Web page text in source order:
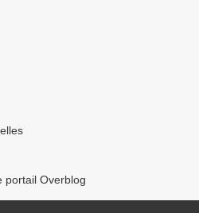
portail Overblog